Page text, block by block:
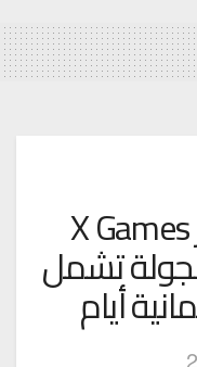
ألعاب إكس غايمز X Games
بجولة تشمل
أيام